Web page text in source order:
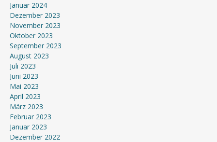
Januar 2024
Dezember 2023
November 2023
Oktober 2023
September 2023
August 2023
Juli 2023
Juni 2023
Mai 2023
April 2023
März 2023
Februar 2023
Januar 2023
Dezember 2022